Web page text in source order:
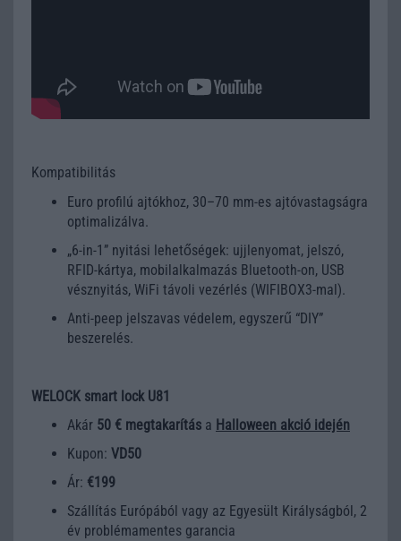
Kompatibilitás
Euro profilú ajtókhoz, 30–70 mm-es ajtóvastagságra
optimalizálva.
„6-in-1” nyitási lehetőségek: ujjlenyomat, jelszó,
RFID-kártya, mobilalkalmazás Bluetooth-on, USB
vésznyitás, WiFi távoli vezérlés (WIFIBOX3-mal).
Anti-peep jelszavas védelem, egyszerű “DIY”
beszerelés.
WELOCK smart lock U81
Akár 50 € megtakarítás a Halloween akció idején
Kupon: VD50
Ár: €199
Szállítás Európából vagy az Egyesült Királyságból, 2
év problémamentes garancia